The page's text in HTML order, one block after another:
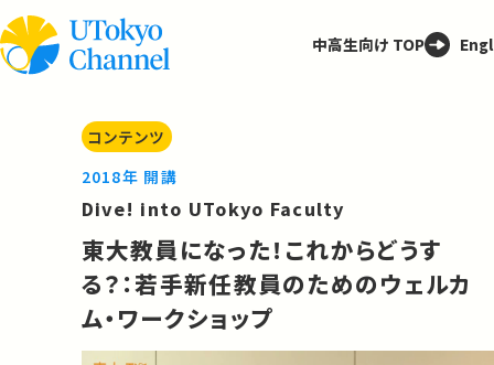
中高生向け TOP
コンテンツ
2018年 開講
Dive! into UTokyo Faculty
東大教員になった！これからどうす
る？：若手新任教員のためのウェルカ
ム・ワークショップ